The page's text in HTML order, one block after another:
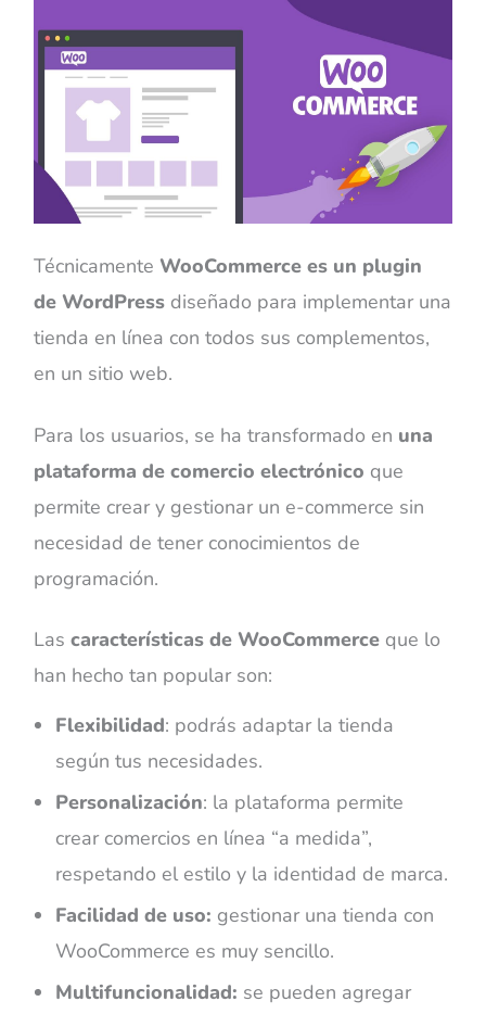
TécnicamenteWooCommerce es un plugin
de WordPress diseñado para implementar una
tienda en línea con todos sus complementos,
en un sitio web.
Para los usuarios, se ha transformado en una
plataforma de comercio electrónico que
permite crear y gestionar un e-commerce sin
necesidad de tener conocimientos de
programación.
Lascaracterísticas de WooCommerce que lo
han hecho tan popular son:
Flexibilidad: podrás adaptar la tienda
según tus necesidades.
Personalización: la plataforma permite
crear comercios en línea “a medida”,
respetando el estilo y la identidad de marca.
Facilidad de uso: gestionar una tienda con
WooCommerce es muy sencillo.
Multifuncionalidad: se pueden agregar